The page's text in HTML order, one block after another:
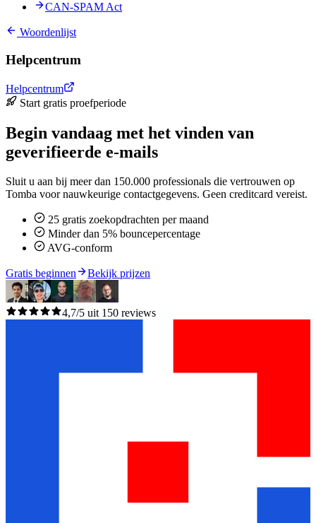
CAN-SPAM Act
Woordenlijst
Helpcentrum
Helpcentrum
Start gratis proefperiode
Begin vandaag met het vinden van
geverifieerde e-mails
Sluit u aan bij meer dan 150.000 professionals die vertrouwen op
Tomba voor nauwkeurige contactgegevens. Geen creditcard vereist.
25 gratis zoekopdrachten per maand
Minder dan 5% bouncepercentage
AVG-conform
Gratis beginnen Bekijk prijzen
4,7/5 uit 150 reviews